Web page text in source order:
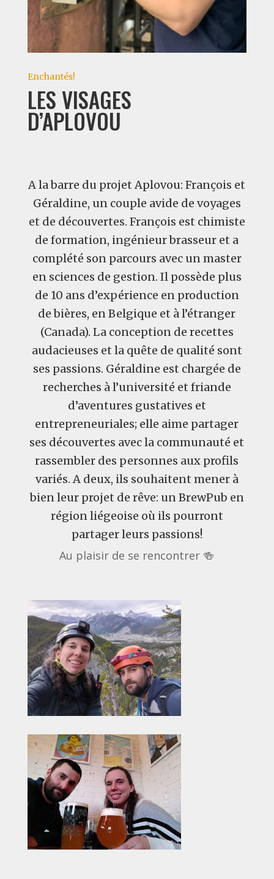
Enchantés!
LES VISAGES
D’APLOVOU
A la barre du projet Aplovou: François et
Géraldine, un couple avide de voyages
et de découvertes. François est chimiste
de formation, ingénieur brasseur et a
complété son parcours avec un master
en sciences de gestion. Il possède plus
de 10 ans d’expérience en production
de bières, en Belgique et à l’étranger
(Canada). La conception de recettes
audacieuses et la quête de qualité sont
ses passions. Géraldine est chargée de
recherches à l’université et friande
d’aventures gustatives et
entrepreneuriales; elle aime partager
ses découvertes avec la communauté et
rassembler des personnes aux profils
variés. A deux, ils souhaitent mener à
bien leur projet de rêve: un BrewPub en
région liégeoise où ils pourront
partager leurs passions!
Au plaisir de se rencontrer 🍻